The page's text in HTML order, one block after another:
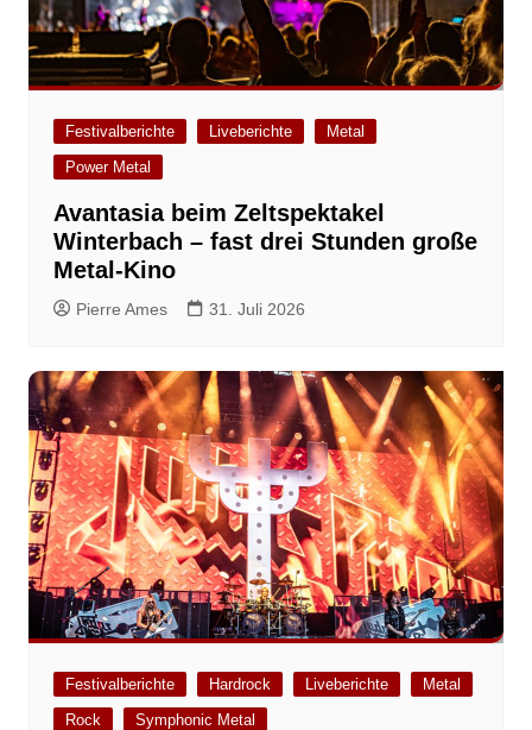
Festivalberichte Liveberichte
Metal
Power Metal
Avantasia beim Zeltspektakel
Winterbach – fast drei Stunden große
Metal-Kino
Pierre Ames 31. Juli 2026
Festivalberichte Hardrock Liveberichte
Metal
Rock
Symphonic Metal